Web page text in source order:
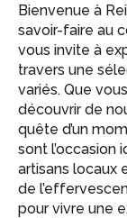
Bienvenue à
savoir-faire au
vous invite à
travers une
variés. Que
découvrir de
quête d’un
sont l’occasion
artisans locaux
de
pour vivre une